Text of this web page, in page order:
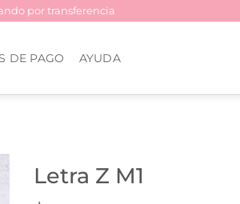
por transferencia
DE PAGO AYUDA
Letra Z M1